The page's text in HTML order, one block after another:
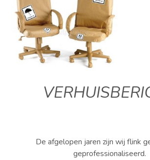
De afgelopen jaren zijn wij flink
geprofessionaliseerd.